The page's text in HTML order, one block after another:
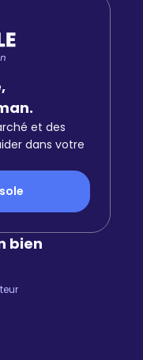
et des
dans votre
bien